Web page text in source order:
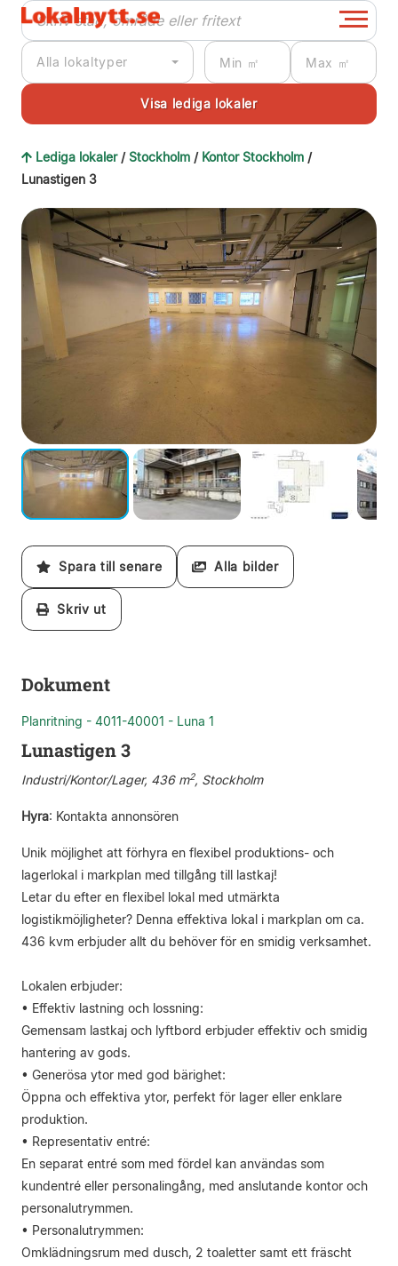
Alla lokaltyper
Lediga lokaler / Stockholm / Kontor Stockholm /
Lunastigen 3
Spara till senare Alla bilder
Skriv ut
Dokument
Planritning - 4011-40001 - Luna 1
Lunastigen 3
Industri/Kontor/Lager, 436 m2, Stockholm
Hyra: Kontakta annonsören
Unik möjlighet att förhyra en flexibel produktions- och
lagerlokal i markplan med tillgång till lastkaj!
Letar du efter en flexibel lokal med utmärkta
logistikmöjligheter? Denna effektiva lokal i markplan om ca.
436 kvm erbjuder allt du behöver för en smidig verksamhet.
Lokalen erbjuder:
• Effektiv lastning och lossning:
Gemensam lastkaj och lyftbord erbjuder effektiv och smidig
hantering av gods.
• Generösa ytor med god bärighet:
Öppna och effektiva ytor, perfekt för lager eller enklare
produktion.
• Representativ entré:
En separat entré som med fördel kan användas som
kundentré eller personalingång, med anslutande kontor och
personalutrymmen.
• Personalutrymmen:
Omklädningsrum med dusch, 2 toaletter samt ett fräscht